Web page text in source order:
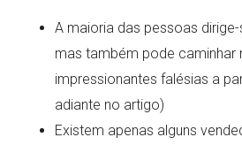
A maioria das pessoas
mas também pode caminhar
impressionantes falésias a
adiante no artigo)
Existem apenas alguns